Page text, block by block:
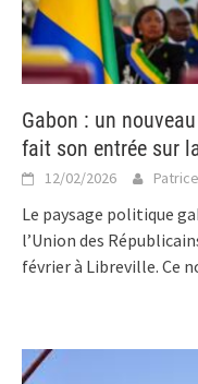
Gabon : un
fait son entrée sur
12/02/2026
Le paysage politique
l’Union des
février à Libreville. Ce